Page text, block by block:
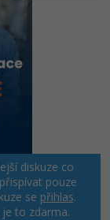
diskuze co
pouze
se přihlas.
je to zdarma.